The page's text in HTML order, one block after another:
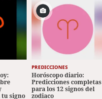
signo
PREDICCIONES
Horóscopo diario:
Predicciones completas
para los 12 signos del
zodiaco